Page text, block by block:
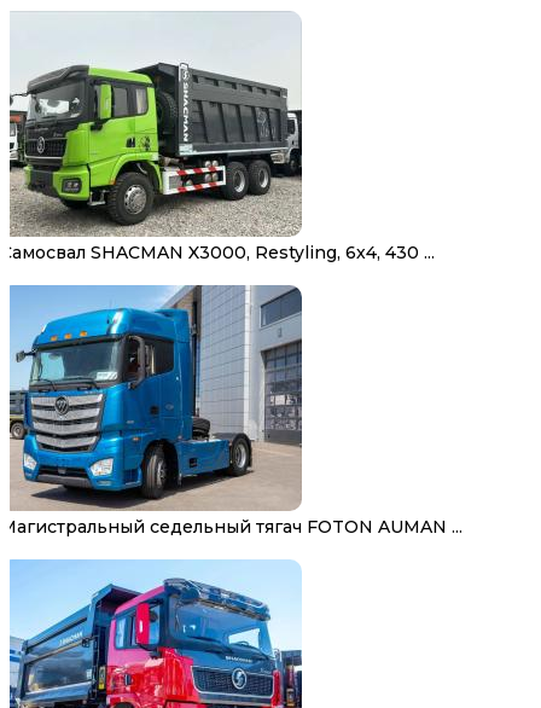
Самосвал SHACMAN X3000, Restyling, 6х4, 430 ...
Магистральный седельный тягач FOTON AUMAN ...